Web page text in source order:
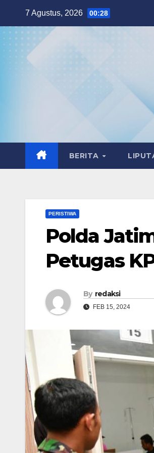
content
7 Agustus, 2026 00:28
BERITA
PERISTIWA
Polda
Petugas
By redaksi
FEB 15, 2024